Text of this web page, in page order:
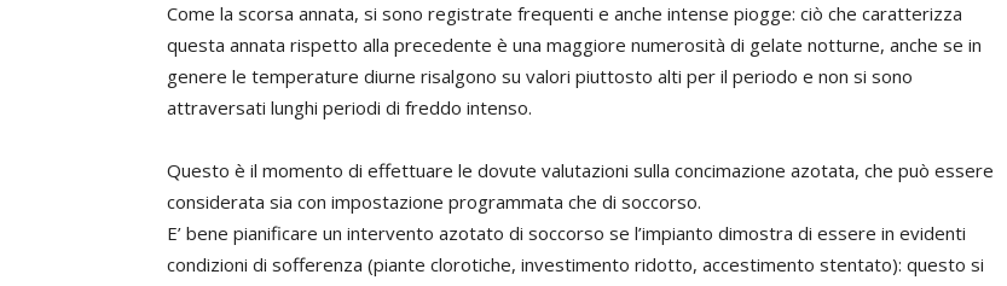
Come la scorsa annata, si sono registrate frequenti e anche intense piogge: ciò che caratterizza
questa annata rispetto alla precedente è una maggiore numerosità di gelate notturne, anche se in
genere le temperature diurne risalgono su valori piuttosto alti per il periodo e non si sono
attraversati lunghi periodi di freddo intenso.
Questo è il momento di effettuare le dovute valutazioni sulla concimazione azotata, che può essere
considerata sia con impostazione programmata che di soccorso.
E’ bene pianificare un intervento azotato di soccorso se l’impianto dimostra di essere in evidenti
condizioni di sofferenza (piante clorotiche, investimento ridotto, accestimento stentato): questo si